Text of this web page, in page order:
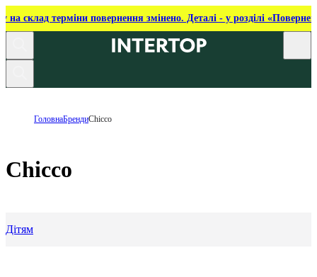
на склад терміни повернення змінено. Деталі - у розділі
ГоловнаБрендиChicco
Chicco
Дітям